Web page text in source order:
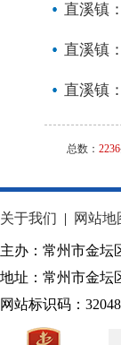
直溪镇
直溪镇
直溪镇
总数： 2236
关于我们 | 网站地
主办：常州市金坛
地址：常州市金坛
网站标识码：